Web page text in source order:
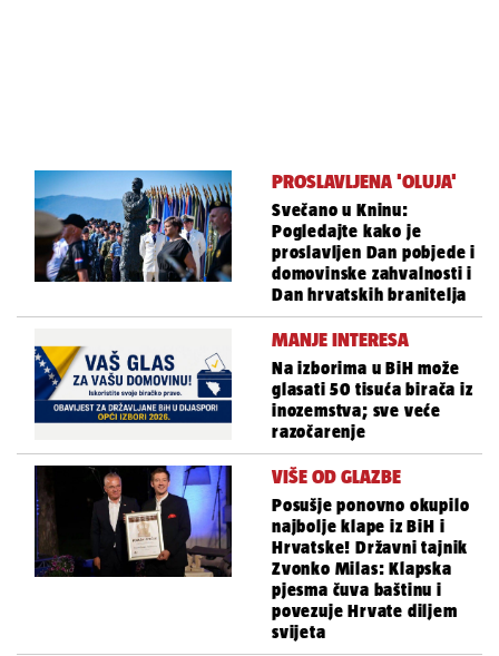
PROSLAVLJENA 'OLUJA'
Svečano u Kninu:
Pogledajte kako je
proslavljen Dan pobjede i
domovinske zahvalnosti i
Dan hrvatskih branitelja
MANJE INTERESA
Na izborima u BiH može
glasati 50 tisuća birača iz
inozemstva; sve veće
razočarenje
VIŠE OD GLAZBE
Posušje ponovno okupilo
najbolje klape iz BiH i
Hrvatske! Državni tajnik
Zvonko Milas: Klapska
pjesma čuva baštinu i
povezuje Hrvate diljem
svijeta